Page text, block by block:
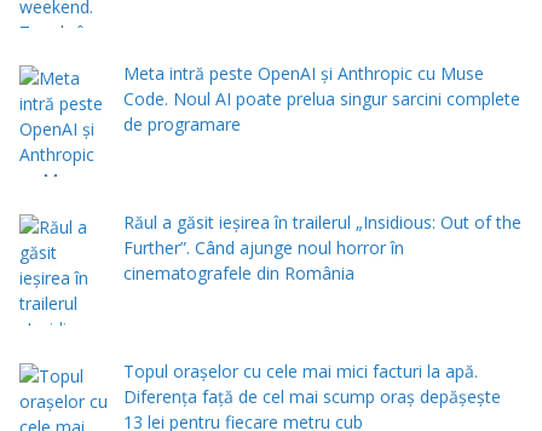
Meta intră peste OpenAI și Anthropic cu Muse
Code. Noul AI poate prelua singur sarcini complete
de programare
Răul a găsit ieșirea în trailerul „Insidious: Out of the
Further”. Când ajunge noul horror în
cinematografele din România
Topul orașelor cu cele mai mici facturi la apă.
Diferența față de cel mai scump oraș depășește
13 lei pentru fiecare metru cub